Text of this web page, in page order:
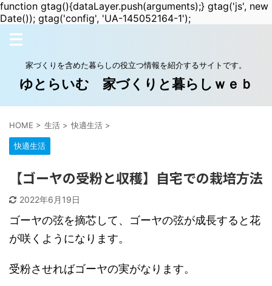
function gtag(){dataLayer.push(arguments);} gtag('js', new
Date()); gtag('config', 'UA-145052164-1');
家づくりを含めた暮らしの役立つ情報を紹介するサイトです。
ゆとらいむ 家づくりと暮らしｗｅｂ
HOME > 生活 > 快適生活 >
快適生活
【ゴーヤの受粉と収穫】自宅での栽培方法
2022年6月19日
ゴーヤの弦を摘芯して、ゴーヤの弦が成長すると花
が咲くようになります。
受粉させればゴーヤの実がなります。